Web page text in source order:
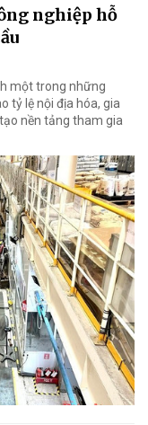
nghiệp hỗ
một trong những
tỷ lệ nội địa hóa, gia
nền tảng tham gia